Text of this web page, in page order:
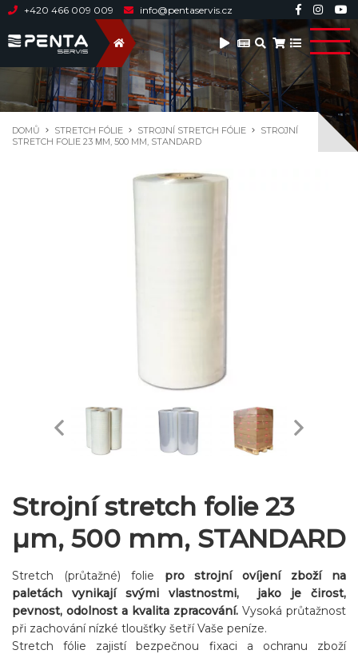
+420 466 009 009 info@pentaservis.cz
DOMŮ STRETCH FÓLIE STROJNÍ STRETCH FÓLIE
STROJNÍ
STRETCH FOLIE 23 ΜM, 500 MM, STANDARD
Strojní stretch folie 23
µm, 500 mm, STANDARD
Stretch (průtažné) folie pro strojní ovíjení zboží na
paletách vynikají svými vlastnostmi, jako je čirost,
pevnost, odolnost a kvalita zpracování. Vysoká průtažnost
při zachování nízké tloušťky šetří Vaše peníze.
Stretch fólie zajistí bezpečnou fixaci a ochranu zboží